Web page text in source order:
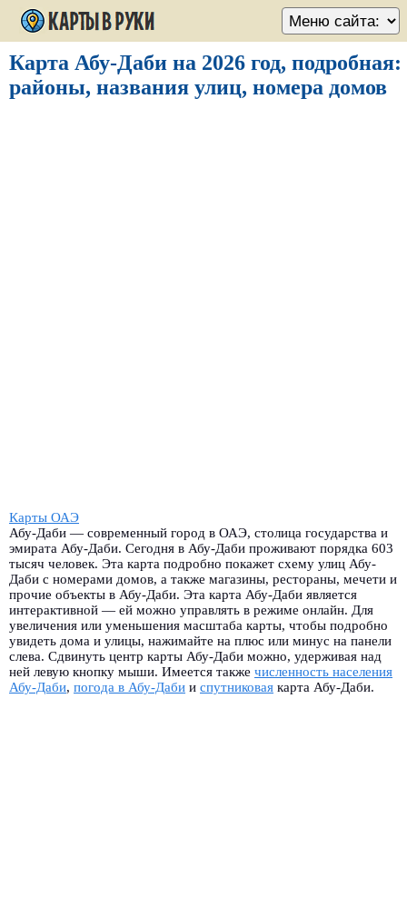
Карта Абу-Даби на 2026 год, подробная:
районы, названия улиц, номера домов
Карты ОАЭ
Абу-Даби — современный город в ОАЭ, столица государства и
эмирата Абу-Даби. Сегодня в Абу-Даби проживают порядка 603
тысяч человек. Эта карта подробно покажет схему улиц Абу-
Даби с номерами домов, а также магазины, рестораны, мечети и
прочие объекты в Абу-Даби. Эта карта Абу-Даби является
интерактивной — ей можно управлять в режиме онлайн. Для
увеличения или уменьшения масштаба карты, чтобы подробно
увидеть дома и улицы, нажимайте на плюс или минус на панели
слева. Сдвинуть центр карты Абу-Даби можно, удерживая над
ней левую кнопку мыши. Имеется также численность населения
Абу-Даби, погода в Абу-Даби и спутниковая карта Абу-Даби.